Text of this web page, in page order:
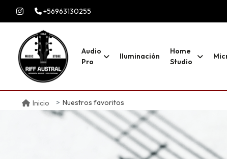
+56963130255
Audio
Pro
Iluminación
Home
Studio
Inicio Nuestros favoritos